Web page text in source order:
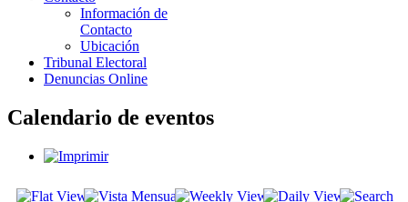
Información de
Contacto
Ubicación
Tribunal Electoral
Denuncias Online
Calendario de eventos